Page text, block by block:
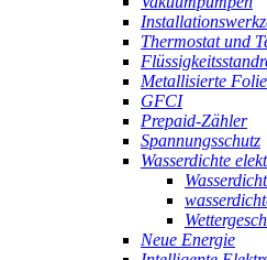
Thermostat und
Metallisierte
GFCI
Prepaid-Zähler
Spannungsschutz
Wasserdichte
Neue Energie